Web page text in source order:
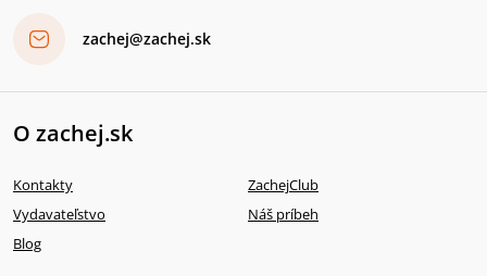
zachej@zachej.sk
O zachej.sk
Kontakty
ZachejClub
Vydavateľstvo
Náš príbeh
Blog